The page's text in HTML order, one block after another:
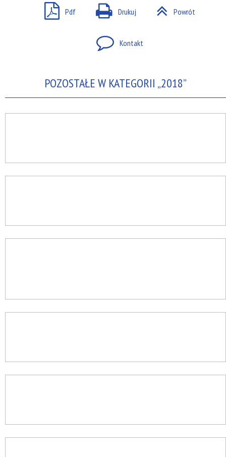
Pdf Drukuj Powrót
Kontakt
POZOSTAŁE W KATEGORII „2018”